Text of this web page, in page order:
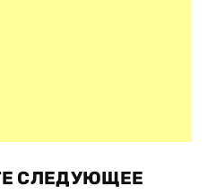
СЛЕДУЮЩЕЕ